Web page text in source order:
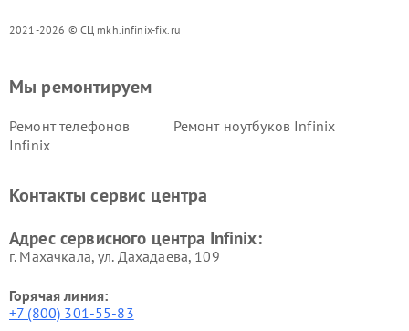
2021-2026 © СЦ mkh.infinix-fix.ru
Мы ремонтируем
Ремонт телефонов
Infinix
Ремонт ноутбуков Infinix
Контакты сервис центра
Адрес сервисного центра Infinix:
г. Махачкала, ул. Дахадаева, 109
Горячая линия:
+7 (800) 301-55-83